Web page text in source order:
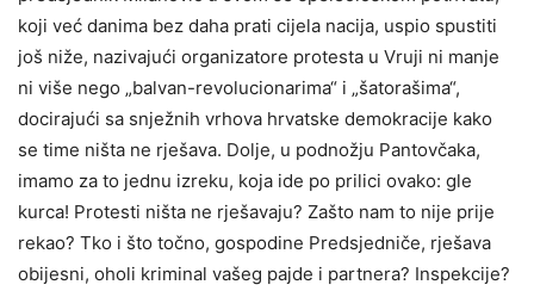
koji već danima bez daha prati cijela nacija, uspio spustiti
još niže, nazivajući organizatore protesta u Vruji ni manje
ni više nego „balvan-revolucionarima“ i „šatorašima“,
docirajući sa snježnih vrhova hrvatske demokracije kako
se time ništa ne rješava. Dolje, u podnožju Pantovčaka,
imamo za to jednu izreku, koja ide po prilici ovako: gle
kurca! Protesti ništa ne rješavaju? Zašto nam to nije prije
rekao? Tko i što točno, gospodine Predsjedniče, rješava
obijesni, oholi kriminal vašeg pajde i partnera? Inspekcije?